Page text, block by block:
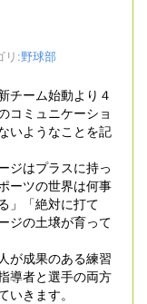
リ:野球部
チーム始動より４
コミュニケーショ
いようなことを記
ジはプラスに持っ
ーツの世界は何事
」「絶対に打て
ジの土壌が育って
が成果のある練習
導者と選手の両方
きます。